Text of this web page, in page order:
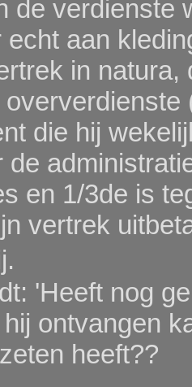
de verdienste
echt aan
in
die hij
de
en 1/3de is
vertrek
'Heeft nog
ontvangen
heeft??